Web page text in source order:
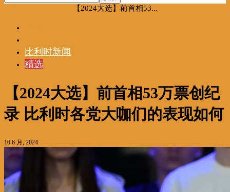
【2024大选】前首相53...
比利时新闻
精选
【2024大选】前首相53万票创纪
录 比利时各党大咖们的表现如何
10 6 月, 2024